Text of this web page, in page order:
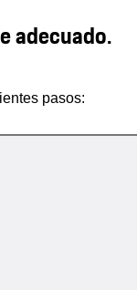
adecuado.
pasos: